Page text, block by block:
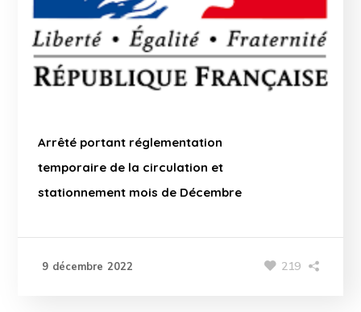
Arrêté portant réglementation
temporaire de la circulation et
stationnement mois de Décembre
9 décembre 2022 219